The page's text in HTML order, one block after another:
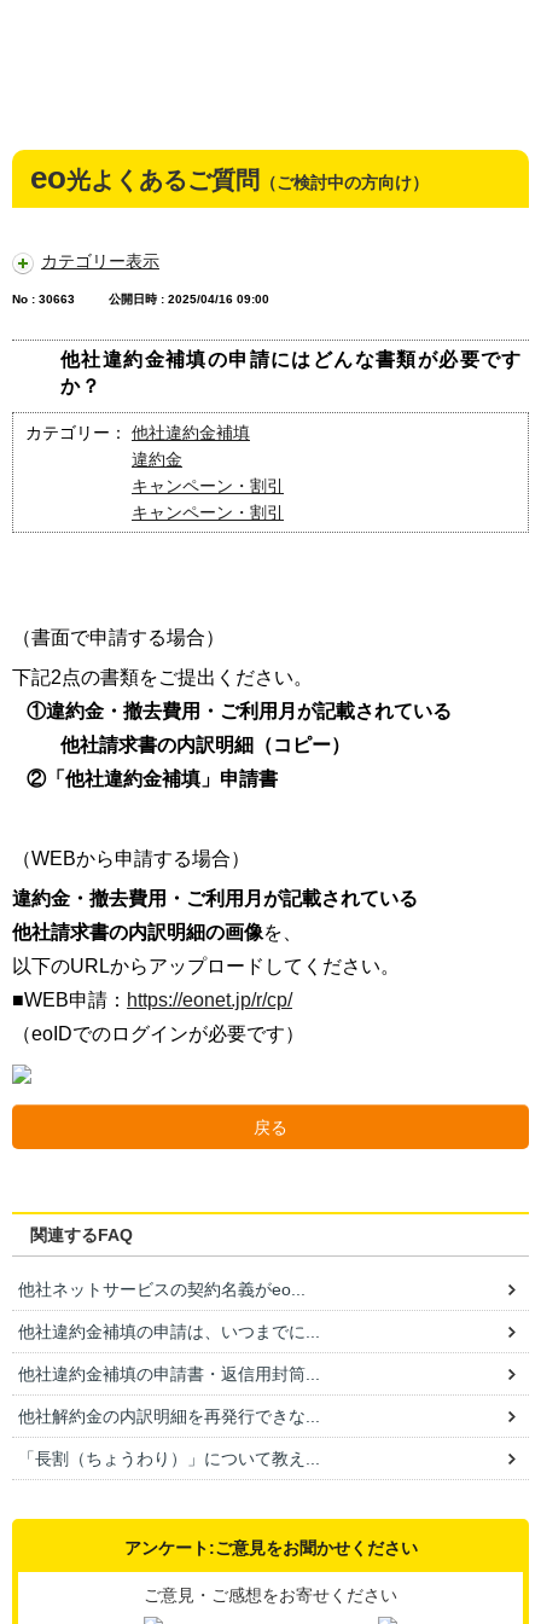
eo光よくあるご質問 （ご検討中の方向け）
カテゴリー表示
No : 30663 公開日時 : 2025/04/16 09:00
他社違約金補填の申請にはどんな書類が必要です
か？
カテゴリー：
他社違約金補填
違約金
キャンペーン・割引
キャンペーン・割引
（書面で申請する場合）
下記2点の書類をご提出ください。
①違約金・撤去費用・ご利用月が記載されている
他社請求書の内訳明細（コピー）
②「他社違約金補填」申請書
（WEBから申請する場合）
違約金・撤去費用・ご利用月が記載されている
他社請求書の内訳明細の画像を、
以下のURLからアップロードしてください。
■WEB申請： https://eonet.jp/r/cp/
（eoIDでのログインが必要です）
戻る
関連するFAQ
他社ネットサービスの契約名義がeo...
他社違約金補填の申請は、いつまでに...
他社違約金補填の申請書・返信用封筒...
他社解約金の内訳明細を再発行できな...
「長割（ちょうわり）」について教え...
アンケート:ご意見をお聞かせください
ご意見・ご感想をお寄せください